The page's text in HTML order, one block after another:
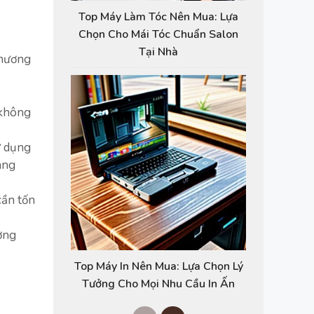
dụng
tốn
Top Máy Làm Tóc Nên Mua: Lựa
Chọn Cho Mái Tóc Chuẩn Salon
Tại Nhà
Top Máy In Nên Mua: Lựa Chọn Lý
Tưởng Cho Mọi Nhu Cầu In Ấn